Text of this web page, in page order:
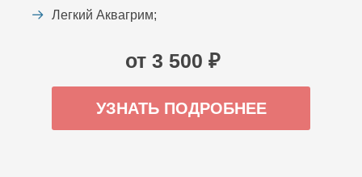
Легкий Аквагрим;
от 3 500 ₽
УЗНАТЬ ПОДРОБНЕЕ